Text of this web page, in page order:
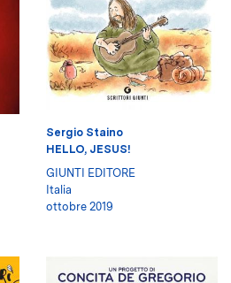
Sergio Staino
HELLO, JESUS!
GIUNTI EDITORE
Italia
ottobre 2019